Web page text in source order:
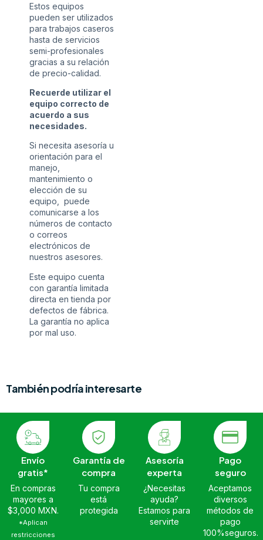
Estos equipos
pueden ser utilizados
para trabajos caseros
hasta de servicios
semi-profesionales
gracias a su relación
de precio-calidad.
Recuerde utilizar el
equipo correcto de
acuerdo a sus
necesidades.
Si necesita asesoría u
orientación para el
manejo,
mantenimiento o
elección de su
equipo, puede
comunicarse a los
números de contacto
o correos
electrónicos de
nuestros asesores.
Este equipo cuenta
con garantía limitada
directa en tienda por
defectos de fábrica.
La garantía no aplica
por mal uso.
También podría interesarte
Envío
gratis*
En compras
mayores a
$3,000 MXN.
*Aplican
restricciones
Garantía de
compra
Tu compra
está
protegida
Asesoría
experta
¿Necesitas
ayuda?
Estamos para
servirte
Pago
seguro
Aceptamos
diversos
métodos de
pago
100%seguros.